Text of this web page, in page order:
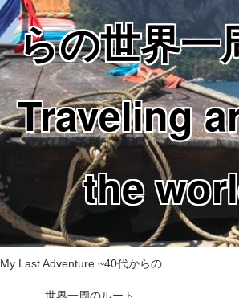
らの世界一
Traveling
the
My Last Adventure ~40代からの世界一周旅行記~